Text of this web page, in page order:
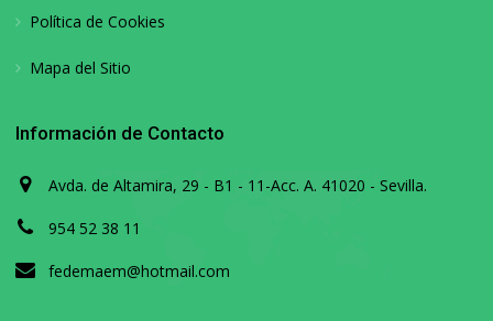
Política de Cookies
Mapa del Sitio
Información de Contacto
Avda. de Altamira, 29 - B1 - 11-Acc. A. 41020 - Sevilla.
954 52 38 11
fedemaem@hotmail.com